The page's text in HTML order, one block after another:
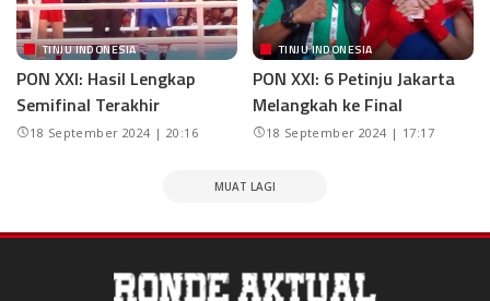
TINJU INDONESIA
PON XXI: Hasil Lengkap
Semifinal Terakhir
18 September 2024 | 20:16
TINJU INDONESIA
PON XXI: 6 Petinju Jakarta
Melangkah ke Final
18 September 2024 | 17:17
MUAT LAGI